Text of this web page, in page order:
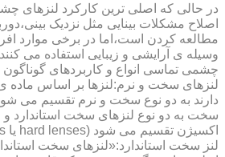
در حالی که اصلی ترین کارکرد لنزهای
اصلاح مشکلات بینایی مثل نزدیک
مطالعه کردن است،اما در برخی موارد
وسیله ی آرایشی و زیبایی استفاده می
چشمی تماسی انواع و کاربردهای گوناگون
لنزهای سخت و نرم:لنزها بر اساس ماده
دارند به دو نوع سخت و نرم تقسیم می
سخت به دو نوع لنزهای سخت استاندارد
اکسیژن تقسیم می شود (hard lenses یا GP lenses).
لنز سخت استاندارد:«لنزهای سخت